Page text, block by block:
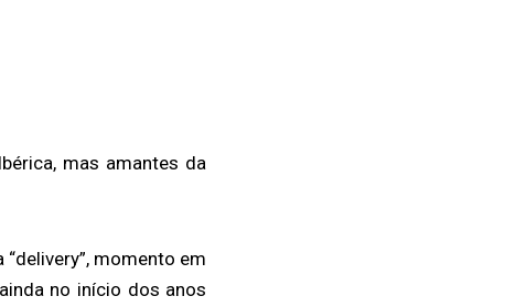
mas amantes da
momento em
no início dos anos